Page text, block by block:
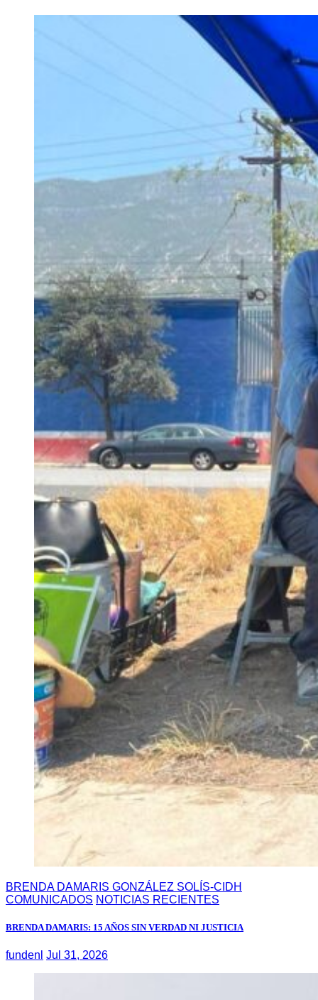
BRENDA DAMARIS GONZÁLEZ SOLÍS-CIDH
COMUNICADOS NOTICIAS RECIENTES
BRENDA DAMARIS: 15 AÑOS SIN VERDAD NI JUSTICIA
fundenl Jul 31, 2026